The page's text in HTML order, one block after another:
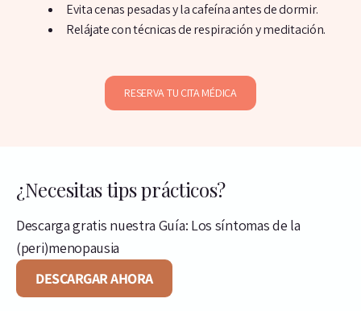
Evita cenas pesadas y la cafeína antes de dormir.
Relájate con técnicas de respiración y meditación.
RESERVA TU CITA MÉDICA
¿Necesitas tips prácticos?
Descarga gratis nuestra Guía: Los síntomas de la
(peri)menopausia
DESCARGAR AHORA